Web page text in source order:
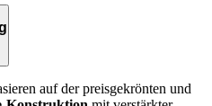
auf der preisgekrönten und